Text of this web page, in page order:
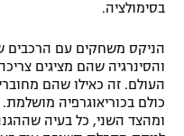
בסימולציה.
הניקס משחקים עם הרכבים
והסינרגיה שהם מציגים
העולם. זה כאילו שהם
כולם בכוריאוגרפיה
ומהצד השני, כל בעיה